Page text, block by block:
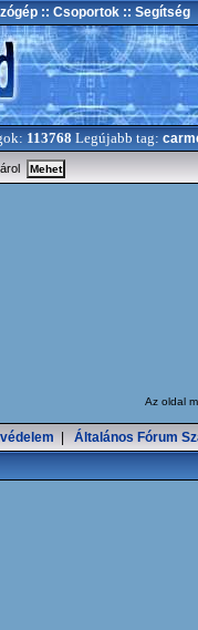
:: Csoportok :: Segítség
113768 Legújabb tag:
Az oldal
Általános Fórum